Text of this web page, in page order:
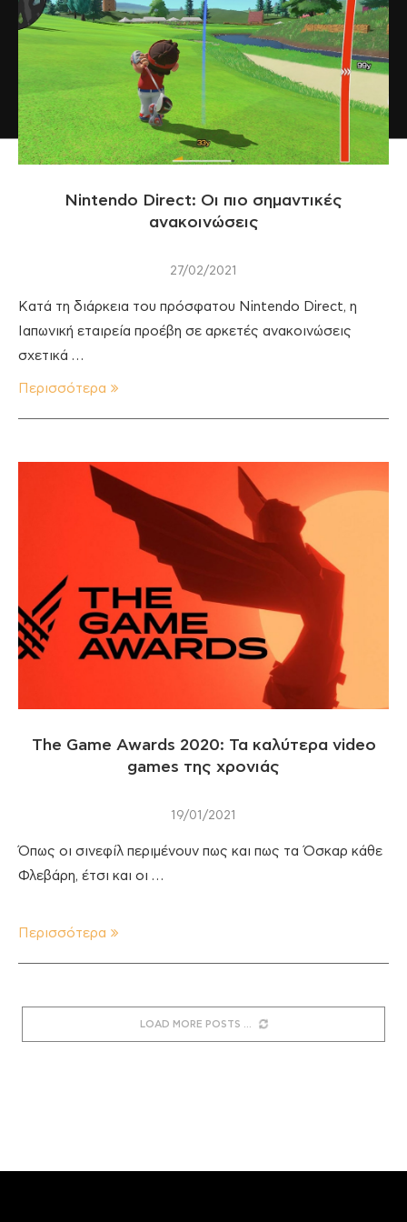
Nintendo Direct: Οι πιο σημαντικές
ανακοινώσεις
27/02/2021
Κατά τη διάρκεια του πρόσφατου Nintendo Direct, η
Ιαπωνική εταιρεία προέβη σε αρκετές ανακοινώσεις
σχετικά …
Περισσότερα
The Game Awards 2020: Τα καλύτερα video
games της χρονιάς
19/01/2021
Όπως οι σινεφίλ περιμένουν πως και πως τα Όσκαρ κάθε
Φλεβάρη, έτσι και οι …
Περισσότερα
LOAD MORE POSTS